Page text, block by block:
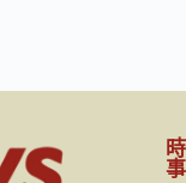
時
事